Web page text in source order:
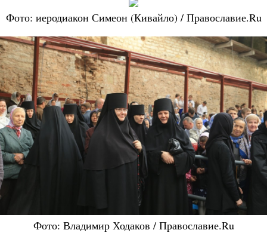
Фото: иеродиакон Симеон (Кивайло) / Православие.Ru
Фото: Владимир Ходаков / Православие.Ru